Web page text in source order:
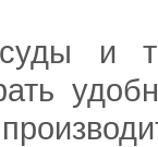
и